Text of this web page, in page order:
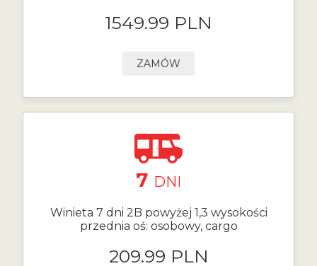
1549.99 PLN
ZAMÓW
7 DNI
Winieta 7 dni 2B powyżej 1,3 wysokości
przednia oś: osobowy, cargo
209.99 PLN